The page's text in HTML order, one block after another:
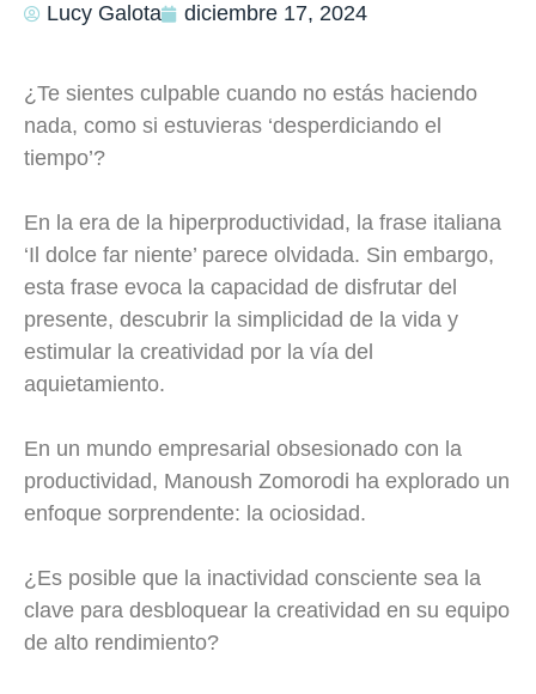
Lucy Galota diciembre 17, 2024
¿Te sientes culpable cuando no estás haciendo
nada, como si estuvieras ‘desperdiciando el
tiempo’?
En la era de la hiperproductividad, la frase italiana
‘Il dolce far niente’ parece olvidada. Sin embargo,
esta frase evoca la capacidad de disfrutar del
presente, descubrir la simplicidad de la vida y
estimular la creatividad por la vía del
aquietamiento.
En un mundo empresarial obsesionado con la
productividad, Manoush Zomorodi ha explorado un
enfoque sorprendente: la ociosidad.
¿Es posible que la inactividad consciente sea la
clave para desbloquear la creatividad en su equipo
de alto rendimiento?